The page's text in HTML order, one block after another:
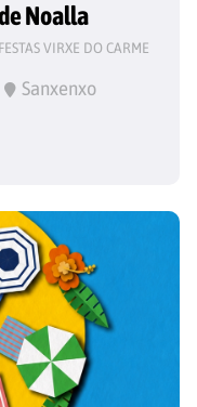
Noalla
VIRXE DO CARME
Sanxenxo